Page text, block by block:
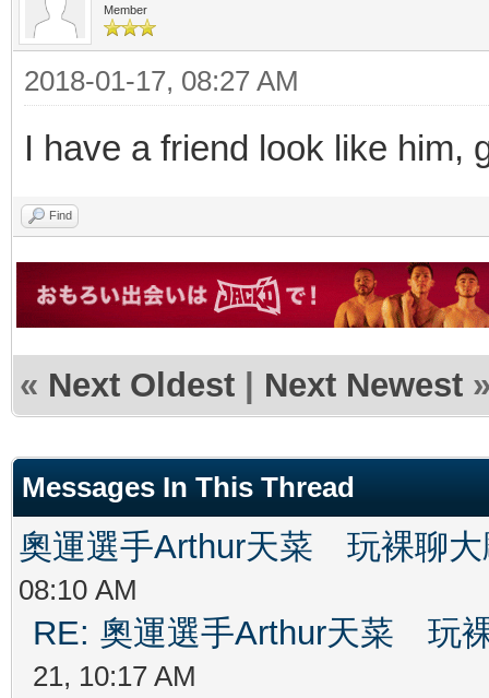
Member
2018-01-17, 08:27 AM
I have a friend look like him,
Find
« Next Oldest | Next Newest
Messages In This Thread
奧運選手Arthur天菜 玩裸聊大
08:10 AM
RE: 奧運選手Arthur天菜 玩
21, 10:17 AM